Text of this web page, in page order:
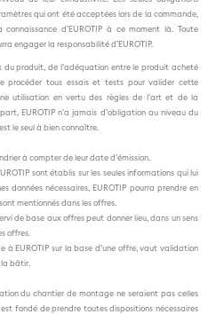
qui ont été acceptées lors de la commande,
d’EUROTIP à ce moment là. Toute
engager la responsabilité d’EUROTIP.
du produit, de l’adéquation entre le produit acheté
tous essais et tests pour valider cette
utilisation en vertu des règles de l’art et de la
EUROTIP n’a jamais d’obligation au niveau du
le seul à bien connaître.
à compter de leur date d’émission.
sont établis sur les seules informations qui lui
données nécessaires, EUROTIP pourra prendre en
mentionnés dans les offres.
de base aux offres peut donner lieu, dans un sens
offres.
à EUROTIP sur la base d’une offre, vaut validation
la bâtir.
du chantier de montage ne seraient pas celles
fondé de prendre toutes dispositions nécessaires